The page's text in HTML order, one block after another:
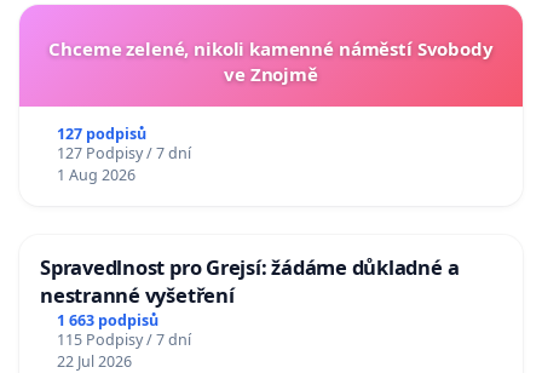
Chceme zelené, nikoli kamenné náměstí Svobody
ve Znojmě
127 podpisů
127 Podpisy / 7 dní
1 Aug 2026
Spravedlnost pro Grejsí: žádáme důkladné a
nestranné vyšetření
1 663 podpisů
115 Podpisy / 7 dní
22 Jul 2026